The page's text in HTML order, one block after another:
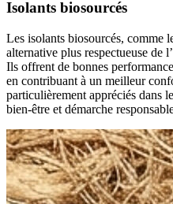
Isolants biosourcés
Les isolants biosourcés, comme
alternative plus respectueuse de
Ils offrent de bonnes
en contribuant à un meilleur
particulièrement appréciés dans
bien‑être et démarche